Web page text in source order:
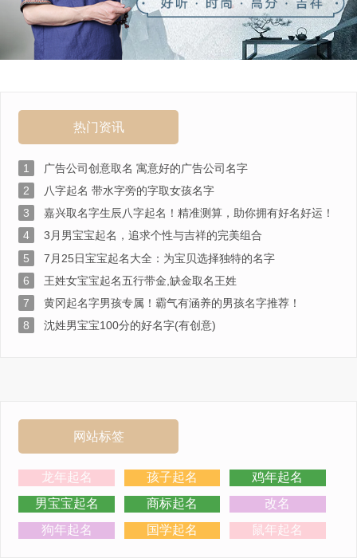
热门资讯
1
广告公司创意取名 寓意好的广告公司名字
2
八字起名 带水字旁的字取女孩名字
3
嘉兴取名字生辰八字起名！精准测算，助你拥有好名好运！
4
3月男宝宝起名，追求个性与吉祥的完美组合
5
7月25日宝宝起名大全：为宝贝选择独特的名字
6
王姓女宝宝起名五行带金,缺金取名王姓
7
黄冈起名字男孩专属！霸气有涵养的男孩名字推荐！
8
沈姓男宝宝100分的好名字(有创意)
网站标签
龙年起名 孩子起名
鸡年起名
男宝宝起名
商标起名
改名
狗年起名
国学起名 鼠年起名